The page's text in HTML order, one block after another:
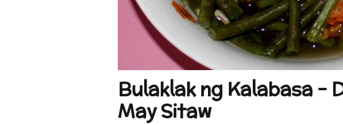
Bulaklak ng Kalabasa –
May Sitaw